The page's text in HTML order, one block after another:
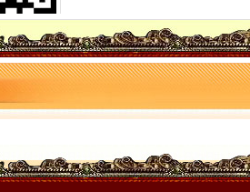
？_找法网（）
发票_网易新闻
,您知道多少？_搜狐财经_搜狐网
豆丁网
值税|发票|专用_新浪新闻